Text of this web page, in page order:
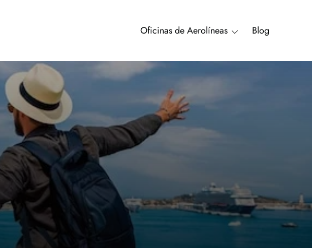
Oficinas de Aerolíneas Blog